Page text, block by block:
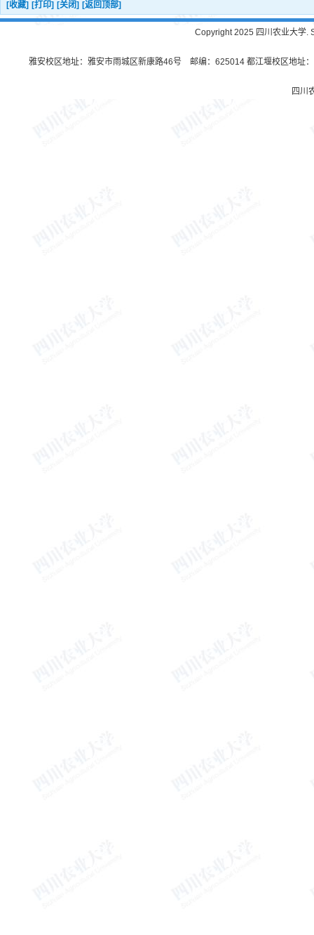
[收藏] [打印] [关闭] [返回顶部]
Copyright 2025 四川农业大学.
雅安校区地址：雅安市雨城区新康路46号 邮编：625014 都江堰校区地址
四川